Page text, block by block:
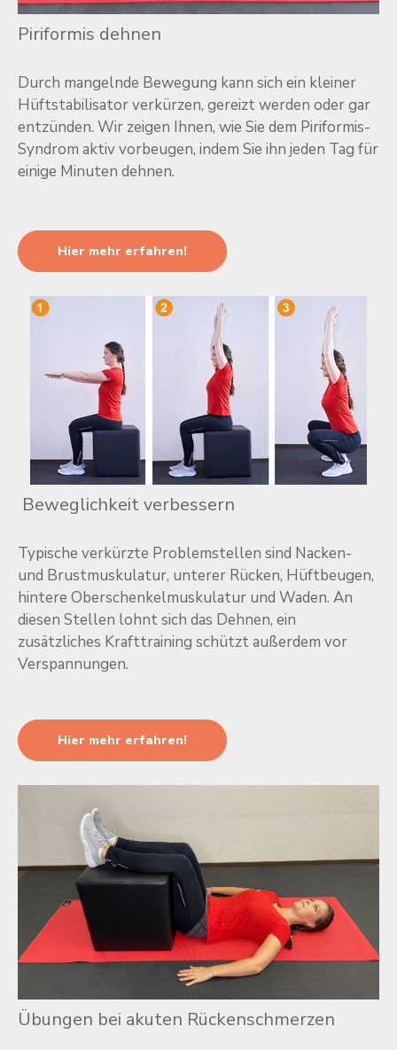
Piriformis dehnen
Durch mangelnde Bewegung kann sich ein kleiner
Hüftstabilisator verkürzen, gereizt werden oder gar
entzünden. Wir zeigen Ihnen, wie Sie dem Piriformis-
Syndrom aktiv vorbeugen, indem Sie ihn jeden Tag für
einige Minuten dehnen.
Hier mehr erfahren!
Beweglichkeit verbessern
Typische verkürzte Problemstellen sind Nacken-
und Brustmuskulatur, unterer Rücken, Hüftbeugen,
hintere Oberschenkelmuskulatur und Waden. An
diesen Stellen lohnt sich das Dehnen, ein
zusätzliches Krafttraining schützt außerdem vor
Verspannungen.
Hier mehr erfahren!
Übungen bei akuten Rückenschmerzen